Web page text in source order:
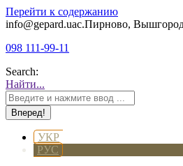
Перейти к содержанию
info@gepard.uaс.Пирново,
098 111-99-11
Search:
Найти...
УКР
РУС